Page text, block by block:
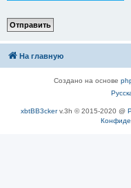
На главную
Создано на основе
xbtBB3ckerv.3h © 2015-2020 @